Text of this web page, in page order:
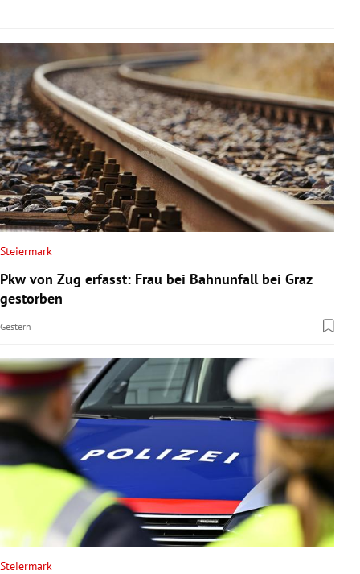
Steiermark
Pkw von Zug erfasst: Frau bei Bahnunfall bei Graz
gestorben
Gestern
Steiermark